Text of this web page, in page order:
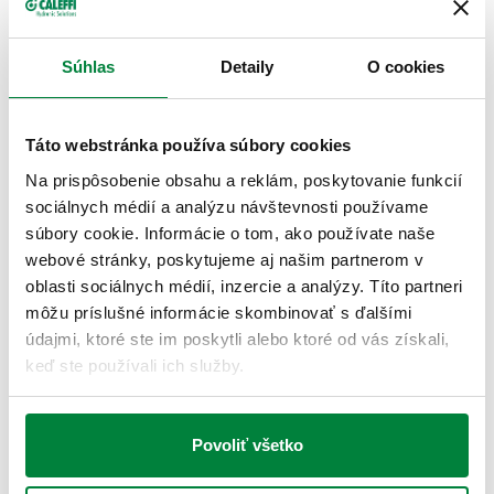
Súhlas Detaily O cookies
Táto webstránka používa súbory cookies
Na prispôsobenie obsahu a reklám, poskytovanie funkcií
sociálnych médií a analýzu návštevnosti používame
súbory cookie. Informácie o tom, ako používate naše
webové stránky, poskytujeme aj našim partnerom v
oblasti sociálnych médií, inzercie a analýzy. Títo partneri
môžu príslušné informácie skombinovať s ďalšími
údajmi, ktoré ste im poskytli alebo ktoré od vás získali,
keď ste používali ich služby.
Povoliť všetko
554040 G 1/2" (ISO 228-1) F
3D modely
IGS STP BIM
Text ponuky Zobraziť Skopírovať
CALEFFI, 554040. Prednastaviteľná automatická plniaca